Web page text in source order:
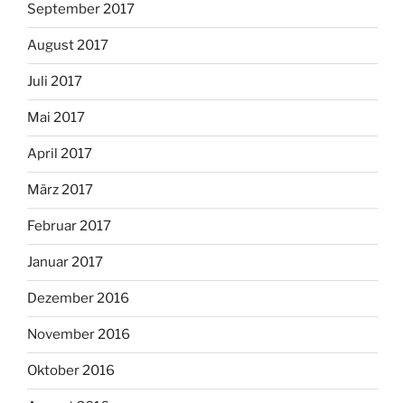
September 2017
August 2017
Juli 2017
Mai 2017
April 2017
März 2017
Februar 2017
Januar 2017
Dezember 2016
November 2016
Oktober 2016